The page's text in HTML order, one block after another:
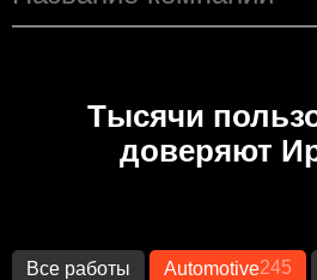
Тысячи
доверяют
Все работы Automotive245